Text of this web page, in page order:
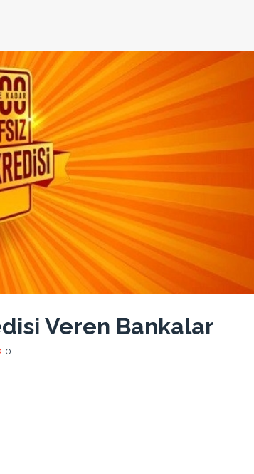
Veren Bankalar
0